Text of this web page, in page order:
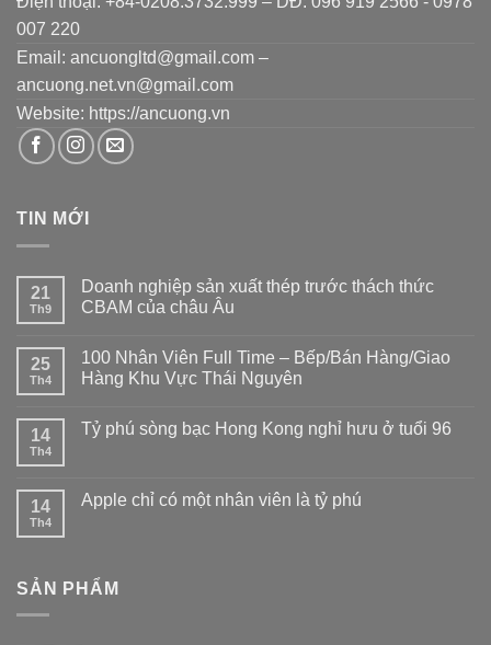
007 220
Email: ancuongltd@gmail.com –
ancuong.net.vn@gmail.com
Website: https://ancuong.vn
TIN MỚI
21
Th9
Doanh nghiệp sản xuất thép trước thách thức
CBAM của châu Âu
25
Th4
100 Nhân Viên Full Time – Bếp/Bán Hàng/Giao
Hàng Khu Vực Thái Nguyên
14
Th4
Tỷ phú sòng bạc Hong Kong nghỉ hưu ở tuổi 96
14
Th4
Apple chỉ có một nhân viên là tỷ phú
SẢN PHẨM